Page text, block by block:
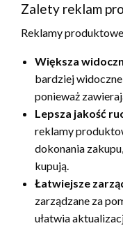
Zalety reklam
Reklamy
Większa
bardziej
ponieważ
Lepsza jakość
reklamy
dokonania
kupują.
Łatwiejsze
zarządzane za
ułatwia